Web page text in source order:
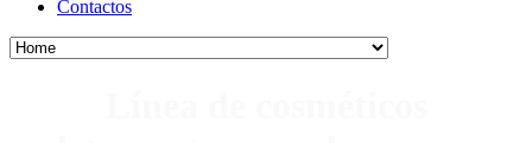
Contactos